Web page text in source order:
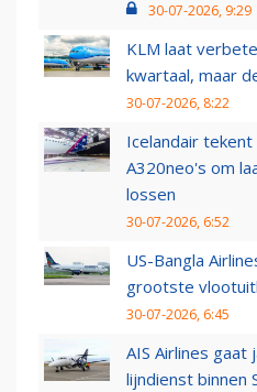
30-07-2026, 9:29
KLM laat
kwartaal, maar
30-07-2026, 8:22
Icelandair
A320neo's om
lossen
30-07-2026, 6:52
US-Bangla
grootste
30-07-2026, 6:45
AIS Airlines
lijndienst binnen